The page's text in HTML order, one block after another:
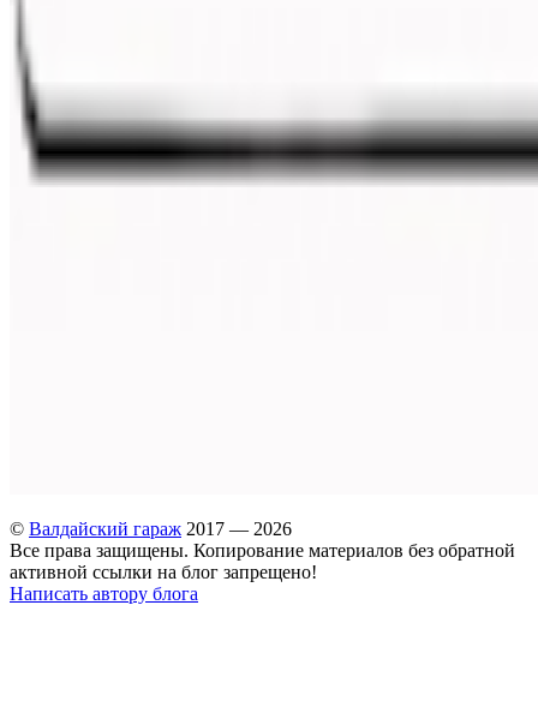
© Валдайский гараж 2017 — 2026
Все права защищены. Копирование материалов без обратной
активной ссылки на блог запрещено!
Написать автору блога